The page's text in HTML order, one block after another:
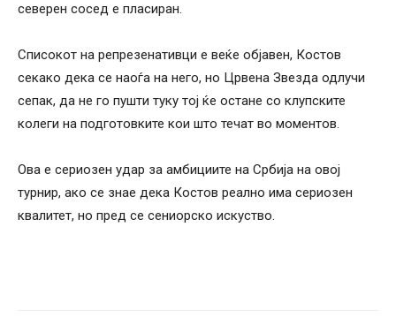
северен сосед е пласиран.
Списокот на репрезенативци е веќе објавен, Костов
секако дека се наоѓа на него, но Црвена Звезда одлучи
сепак, да не го пушти туку тој ќе остане со клупските
колеги на подготовките кои што течат во моментов.
Ова е сериозен удар за амбициите на Србија на овој
турнир, ако се знае дека Костов реално има сериозен
квалитет, но пред се сениорско искуство.